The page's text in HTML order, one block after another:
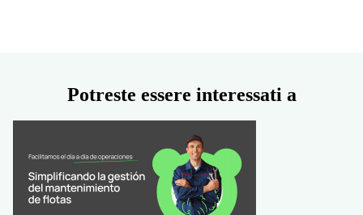
Potreste essere interessati a